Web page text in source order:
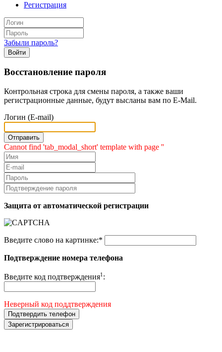
Регистрация
Забыли пароль?
Войти
Восстановление пароля
Контрольная строка для смены пароля, а также ваши
регистрационные данные, будут высланы вам по E-Mail.
Логин (E-mail)
Cannot find 'tab_modal_short' template with page ''
Защита от автоматической регистрации
Введите слово на картинке:*
Подтверждение номера телефона
Введите код подтверждения1 :
Неверный код поддтверждения
Подтвердить телефон
Зарегистрироваться